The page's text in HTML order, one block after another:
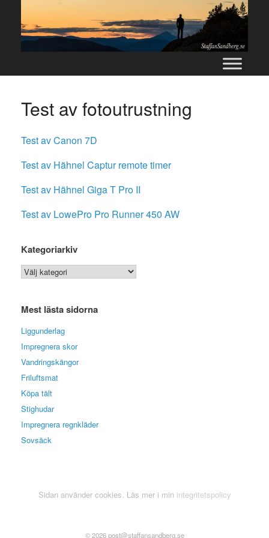
content
Test av fotoutrustning
Test av Canon 7D
Test av Hähnel Captur remote timer
Test av Hähnel Giga T Pro II
Test av LowePro Pro Runner 450 AW
Kategoriarkiv
Kategoriarkiv
Mest lästa sidorna
Liggunderlag
Impregnera skor
Vandringskängor
Friluftsmat
Köpa tält
Stighudar
Impregnera regnkläder
Sovsäck
Sidan använder cookies. Läs mer i min integritetspolicy
© 2026 post@staffansandberg.se